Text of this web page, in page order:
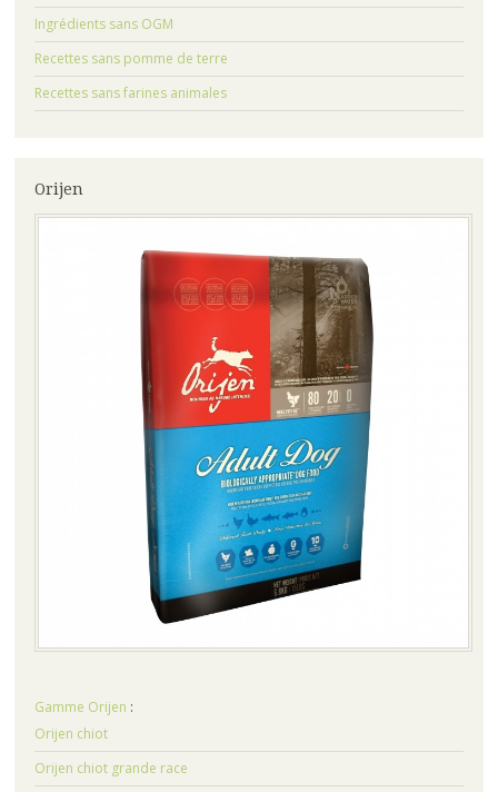
Ingrédients sans OGM
Recettes sans pomme de terre
Recettes sans farines animales
Orijen
Gamme Orijen :
Orijen chiot
Orijen chiot grande race